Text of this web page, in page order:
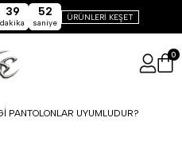
39
dakika
51
saniye
ÜRÜNLERİ KEŞET
0
PANTOLONLAR UYUMLUDUR?